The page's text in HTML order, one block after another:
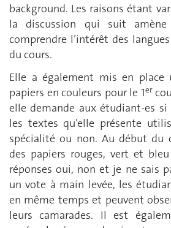
background. Les raisons étant
la discussion qui suit
comprendre l’intérêt des
du cours.
Elle a également mis en place
papiers en couleurs pour le 1er
elle demande aux étudiant-es
les textes qu’elle présente
spécialité ou non. Au début du
des papiers rouges, vert et
réponses oui, non et je ne sais
un vote à main levée, les
en même temps et peuvent
leurs camarades. Il est